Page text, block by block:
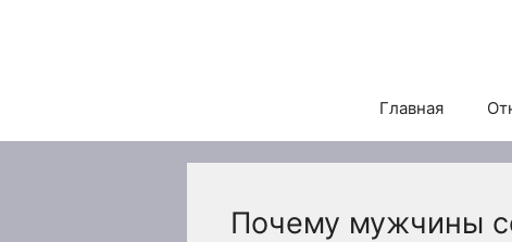
Главная
Почему мужчины